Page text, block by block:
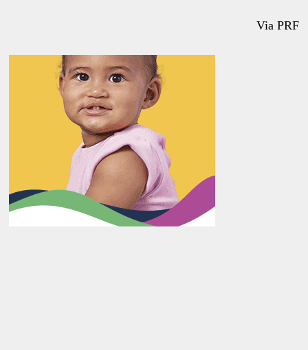
Via PRF